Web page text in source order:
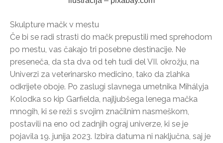
Skulpture mačk v mestu
Če bi se radi strasti do mačk prepustili med sprehodom
po mestu, vas čakajo tri posebne destinacije. Ne
preseneča, da sta dva od teh tudi del VII. okrožju, na
Univerzi za veterinarsko medicino, tako da zlahka
odkrijete oboje. Po zaslugi slavnega umetnika Mihályja
Kolodka so kip Garfielda, najljubšega lenega mačka
mnogih, ki se reži s svojim značilnim nasmeškom,
postavili na eno od zadnjih ograj univerze, ki se je
pojavila 19. junija 2023. Izbira datuma ni naključna, saj je